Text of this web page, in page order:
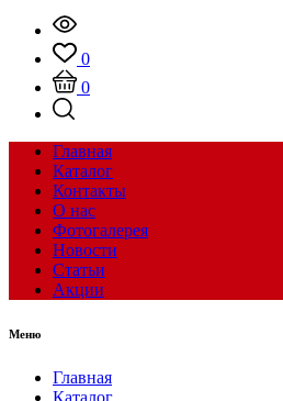
0
0
Главная
Каталог
Контакты
О нас
Фотогалерея
Новости
Статьи
Акции
Меню
Главная
Каталог